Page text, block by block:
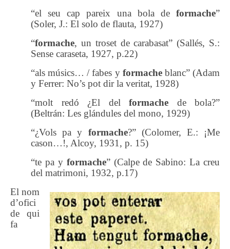
“el seu cap pareix una bola de formache”
(Soler, J.: El solo de flauta, 1927)
“formache, un troset de carabasat” (Sallés, S.:
Sense caraseta, 1927, p.22)
“als músics… / fabes y formacheblanc” (Adam
y Ferrer: No’s pot dir la veritat, 1928)
“molt redó ¿El del formache de bola?”
(Beltrán: Les glándules del mono, 1929)
“¿Vols pa y formache?” (Colomer, E.: ¡Me
cason…!, Alcoy, 1931, p. 15)
“te pa y formache” (Calpe de Sabino: La creu
del matrimoni, 1932, p.17)
El nom
d’ofici
de qui
fa